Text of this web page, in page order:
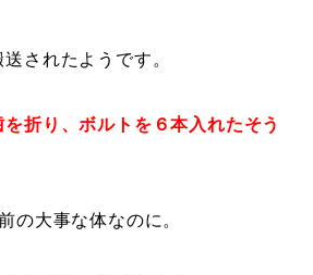
されたようです。
折り、ボルトを６本入れたそう
の大事な体なのに。